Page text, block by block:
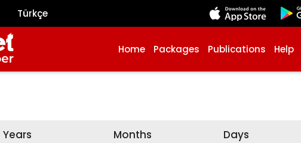
Türkçe
Home Packages Publications Help
Years Months Days